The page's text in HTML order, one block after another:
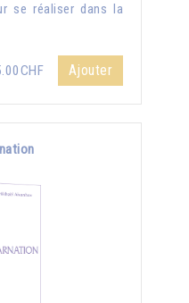
se réaliser dans la
Ajouter